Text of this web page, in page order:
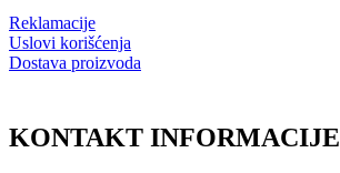
Reklamacije
Uslovi korišćenja
Dostava proizvoda
KONTAKT INFORMACIJE